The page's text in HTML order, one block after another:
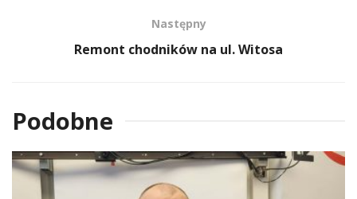
Następny
Remont chodników na ul. Witosa
Podobne